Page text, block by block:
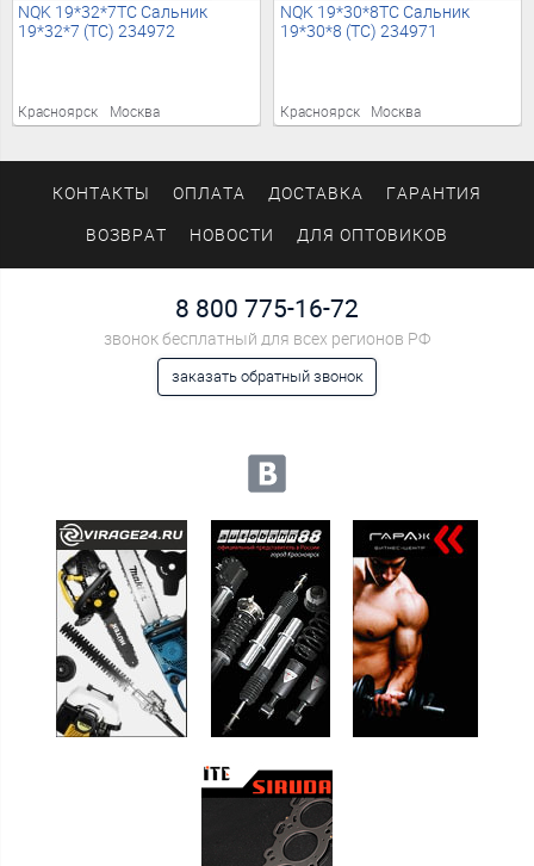
NQK 19*32*7TC Сальник
19*32*7 (TC) 234972
Красноярск Москва
NQK 19*30*8TC Сальник
19*30*8 (TC) 234971
Красноярск Москва
КОНТАКТЫ ОПЛАТА ДОСТАВКА ГАРАНТИЯ
ВОЗВРАТ НОВОСТИ ДЛЯ ОПТОВИКОВ
8 800 775-16-72
звонок бесплатный для всех регионов РФ
заказать обратный звонок